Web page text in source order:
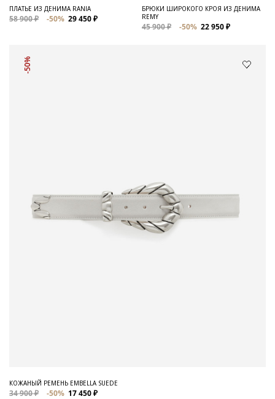
ПЛАТЬЕ ИЗ ДЕНИМА RANIA
58 900 ₽ -50% 29 450 ₽
БРЮКИ ШИРОКОГО КРОЯ ИЗ ДЕНИМА
REMY
45 900 ₽ -50% 22 950 ₽
-50%
КОЖАНЫЙ РЕМЕНЬ EMBELLA SUEDE
34 900 ₽ -50% 17 450 ₽